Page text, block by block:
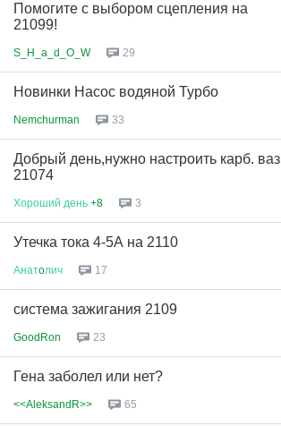
Помогите с выбором сцепления на
21099!
S_H_a_d_O_W 29
Новинки Насос водяной Турбо
Nemchurman 33
Добрый день,нужно настроить карб. ваз
21074
Хороший день +8 3
Утечка тока 4-5А на 2110
Анатoлич 17
система зажигания 2109
GoodRon 23
Гена заболел или нет?
<<AleksandR>> 65